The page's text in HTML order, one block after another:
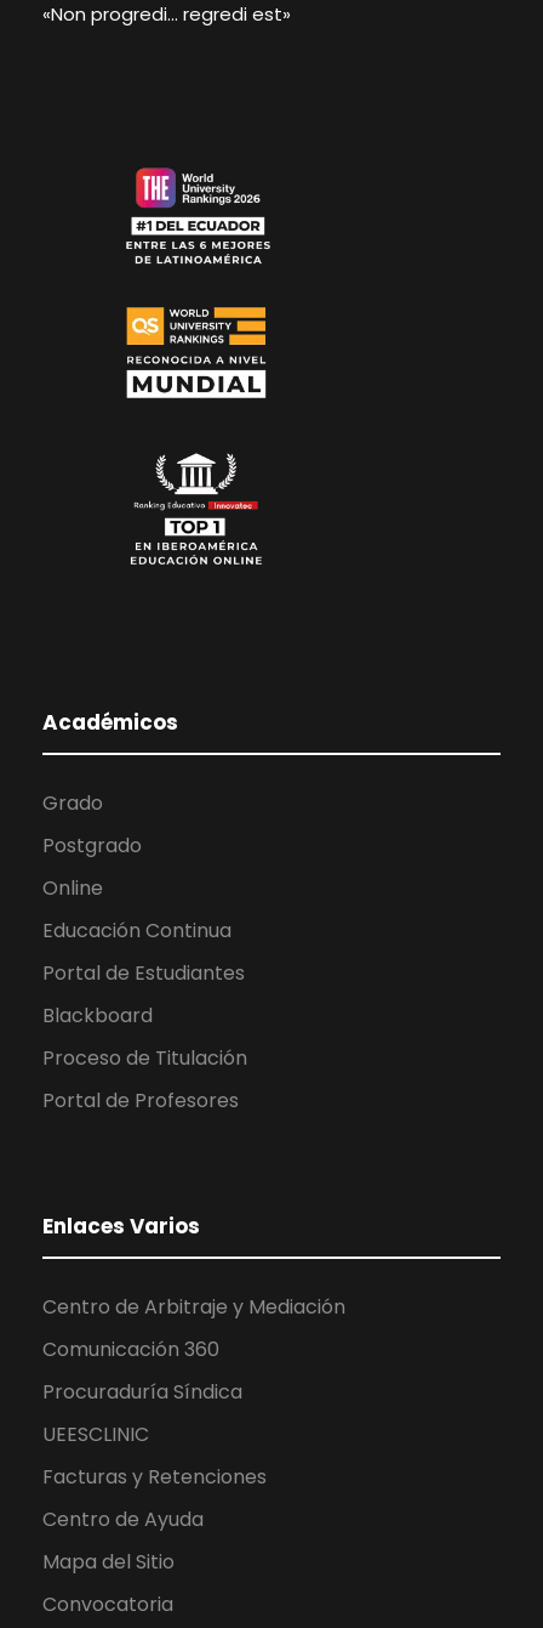
«Non progredi… regredi est»
Académicos
Grado
Postgrado
Online
Educación Continua
Portal de Estudiantes
Blackboard
Proceso de Titulación
Portal de Profesores
Enlaces Varios
Centro de Arbitraje y Mediación
Comunicación 360
Procuraduría Síndica
UEESCLINIC
Facturas y Retenciones
Centro de Ayuda
Mapa del Sitio
Convocatoria